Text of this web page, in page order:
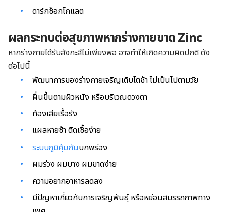
ดาร์กช็อกโกแลต
ผลกระทบต่อสุขภาพหากร่างกายขาด Zinc
หากร่างกายได้รับสังกะสีไม่เพียงพอ อาจทำให้เกิดความผิดปกติ ดัง
ต่อไปนี้
พัฒนาการของร่างกายเจริญเติบโตช้า ไม่เป็นไปตามวัย
ผื่นขึ้นตามผิวหนัง หรือบริเวณดวงตา
ท้องเสียเรื้อรัง
แผลหายช้า ติดเชื้อง่าย
ระบบภูมิคุ้มกันบกพร่อง
ผมร่วง ผมบาง ผมขาดง่าย
ความอยากอาหารลดลง
มีปัญหาเกี่ยวกับการเจริญพันธุ์ หรือหย่อนสมรรถภาพทาง